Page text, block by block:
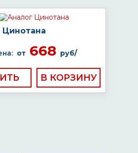
Цинотана
от668 руб/